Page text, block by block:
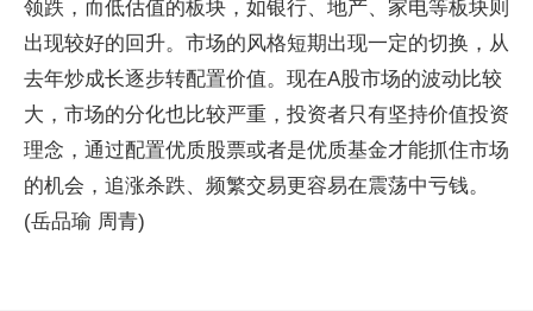
领跌，而低估值的板块，如银行、地产、家电等板块则
出现较好的回升。市场的风格短期出现一定的切换，从
去年炒成长逐步转配置价值。现在A股市场的波动比较
大，市场的分化也比较严重，投资者只有坚持价值投资
理念，通过配置优质股票或者是优质基金才能抓住市场
的机会，追涨杀跌、频繁交易更容易在震荡中亏钱。
(岳品瑜 周青)